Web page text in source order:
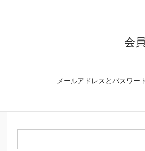
会
メールアドレスとパスワー